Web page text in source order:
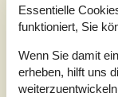
Ebeltoft
8 Personen
Essentielle
funktioniert, Sie
Wenn Sie damit
erheben, hilft uns